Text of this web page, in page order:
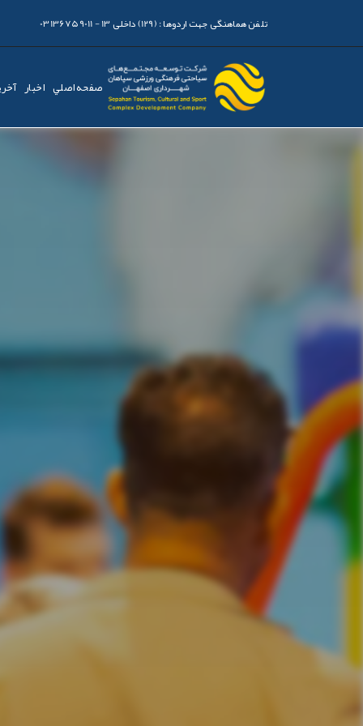
تلفن هماهنگی جهت اردوها :(129) داخلی 13 - 03136759011
صفحه اصلي اخبار